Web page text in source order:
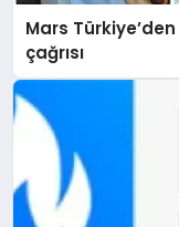
Mars
çağrısı